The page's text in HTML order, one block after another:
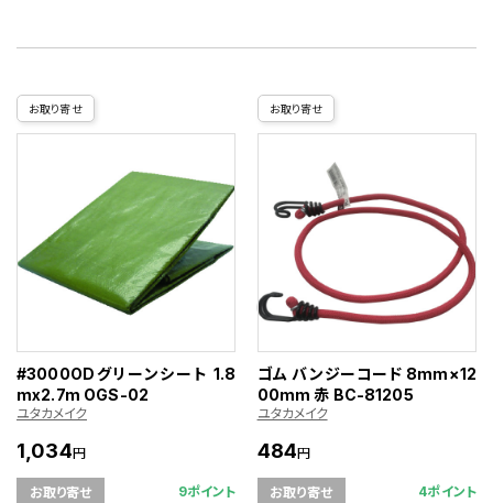
お取り寄せ
#3000ODグリーンシート 1.8
mx2.7m OGS-02
ユタカメイク
1,034円
お取り寄せ 9ポイント
お取り寄せ
ゴム バンジーコード 8mm×12
00mm 赤 BC-81205
ユタカメイク
484円
お取り寄せ 4ポイント